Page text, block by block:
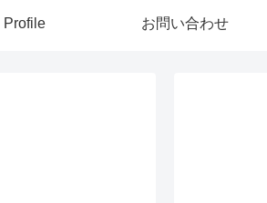
Profile お問い合わせ